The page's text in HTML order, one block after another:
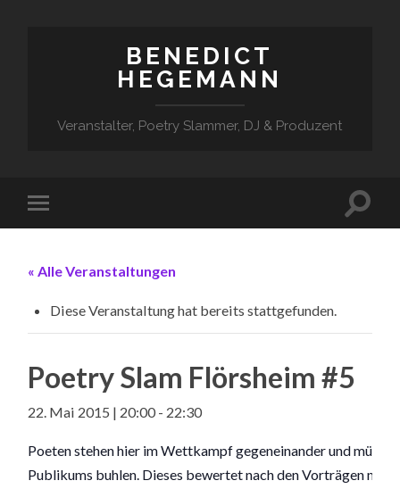
BENEDICT
HEGEMANN
Veranstalter, Poetry Slammer, DJ & Produzent
« Alle Veranstaltungen
Diese Veranstaltung hat bereits stattgefunden.
Poetry Slam Flörsheim #5
22. Mai 2015 | 20:00 - 22:30
Poeten stehen hier im Wettkampf gegeneinander und
Publikums buhlen. Dieses bewertet nach den Vorträgen mit